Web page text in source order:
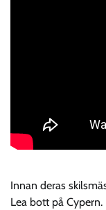
Innan deras
Lea bott på